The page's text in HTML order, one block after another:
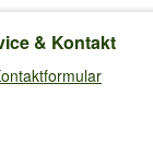
& Kontakt